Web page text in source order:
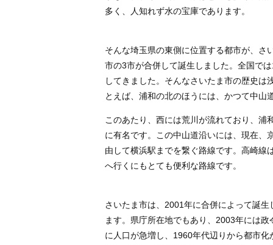
多く、人知れず水の宝庫であります。
そんな埼玉県の東側に位置する都市が、さ
市の3市が合併して誕生しました。全国で
してきました。そんなさいたま市の歴史
とえば、浦和の北のほうには、かつて中山
このあたり、西には荒川が流れており、浦
に有名です。この中山道沿いには、現在、
由して横浜駅までを繋ぐ路線です。高崎線
へ行くにもとても便利な路線です。
さいたま市は、2001年に合併によって誕
ます。県庁所在地でもあり、2003年には
に人口が急増し、1960年代辺りから都市